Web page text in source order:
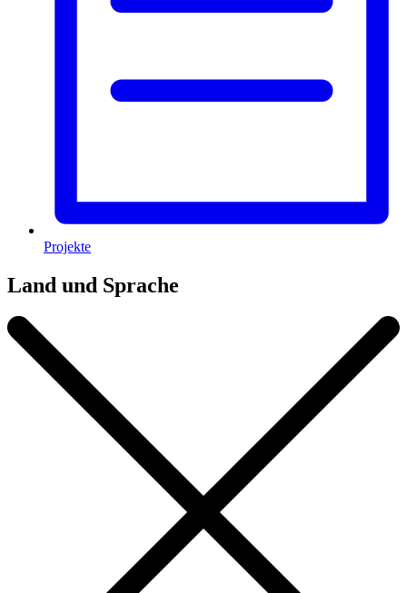
Projekte
Land und Sprache